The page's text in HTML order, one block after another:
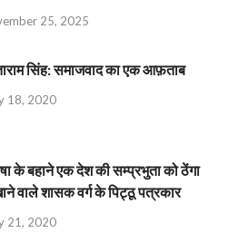
25, 2025
सिंह: समाजवाद का एक आफ़ताब
18, 2020
के बहाने एक देश की सम्प्रभुता को ठेंगा
वाले शासक वर्ग के पिट्ठू पत्रकार
21, 2020